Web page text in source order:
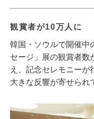
観賞者が10万人に
韓国・ソウルで開催
セージ」展の観賞者数
え、記念セレモニーが
大きな反響が寄せられ